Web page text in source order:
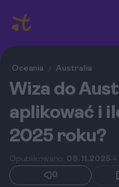
Oceania / Australia
Wiza do
aplikować i
2025 roku?
Opublikowano: 09.11.2025 4
0